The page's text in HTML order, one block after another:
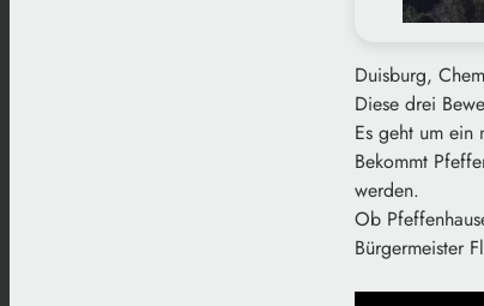
Duisburg,
Diese drei
Es geht um ein
Bekommt
werden.
Ob
Bürgermeister